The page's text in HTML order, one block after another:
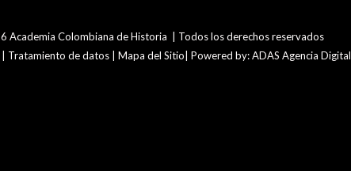
Academia Colombiana de Historia | Todos los derechos reservados
Tratamiento de datos | Mapa del Sitio| Powered by: ADAS Agencia Digital